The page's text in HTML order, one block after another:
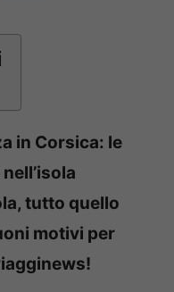
in Corsica: le
tutto quello
motivi per